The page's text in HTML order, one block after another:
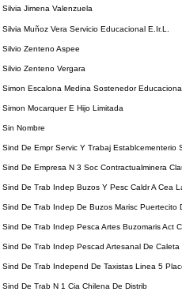
Silvia Jimena Valenzuela
Silvia Muñoz Vera Servicio Educacional E.Ir.L.
Silvio Zenteno Aspee
Silvio Zenteno Vergara
Simon Escalona Medina Sostenedor
Simon Mocarquer E Hijo Limitada
Sin Nombre
Sind De Empr Servic Y Trabaj Establcementerio
Sind De Empresa N 3 Soc Contractualminera
Sind De Trab Indep Buzos Y Pesc Caldr A Cea
Sind De Trab Indep De Buzos Marisc Puertecito
Sind De Trab Indep Pesca Artes Buzomaris Act
Sind De Trab Indep Pescad Artesanal De Caleta
Sind De Trab Independ De Taxistas Linea 5
Sind De Trab N 1 Cia Chilena De Distrib